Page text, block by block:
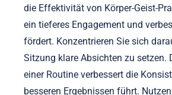
davon abhalten, diese
erkunden. Infolgedessen spielt die
Gemeinschaft eine entscheidende
Förderung der Integration von
in den Alltag, was die allgemeine